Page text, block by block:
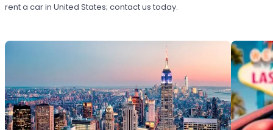
rent a car in United States; contact us today.